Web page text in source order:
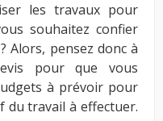
les travaux pour
souhaitez confier
Alors, pensez donc à
pour que vous
à prévoir pour
du travail à effectuer.